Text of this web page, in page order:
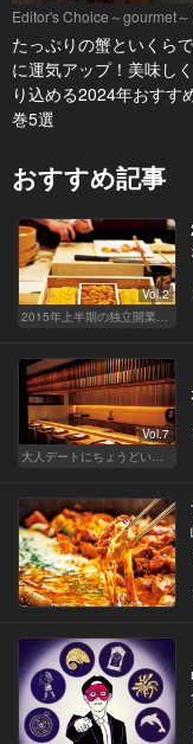
Editor's Choice～gourmet～
たっぷりの蟹といくら
に運気アップ！美味し
り込める2024年おすす
巻5選
おすすめ記事
Vol.2
2015年上半期の独立開業シェフまとめ
Vol.7
大人デートにちょうどいい、神楽坂でしっぽり和食